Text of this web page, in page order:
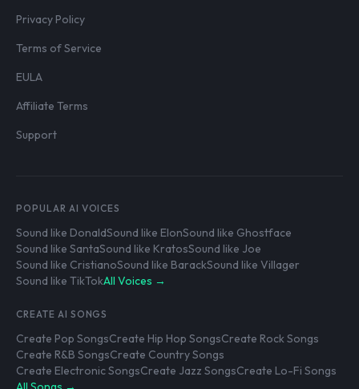
Privacy Policy
Terms of Service
EULA
Affiliate Terms
Support
POPULAR AI VOICES
Sound like DonaldSound like ElonSound like Ghostface
Sound like SantaSound like KratosSound like Joe
Sound like CristianoSound like BarackSound like Villager
Sound like TikTokAll Voices →
CREATE AI SONGS
Create Pop SongsCreate Hip Hop SongsCreate Rock Songs
Create R&B SongsCreate Country Songs
Create Electronic SongsCreate Jazz SongsCreate Lo-Fi Songs